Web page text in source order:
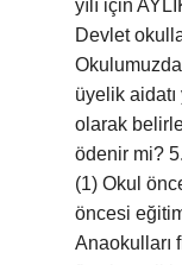
yılı için
Devlet
üyelik
olarak
ödenir mi?
(1) Okul
öncesi
Anaokulları